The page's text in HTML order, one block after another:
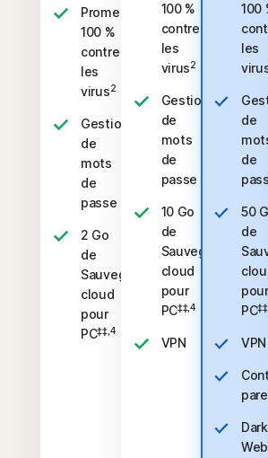
Promesse
100 %
contre
les
virus2
Gestionnaire
de
mots
de
passe
2 Go
de
Sauvegarde
cloud
pour
PC‡‡,4
100 %
contre
les
virus2
Gestionnaire
de
mots
de
passe
10 Go
de
Sauvegarde
cloud
pour
PC‡‡,4
VPN
100
les
de
de
50
de
pour
PC
VPN
Dark
Web